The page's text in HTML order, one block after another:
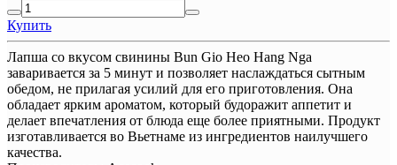
Купить
Лапша со вкусом свинины Bun Gio Heo Hang Nga
заваривается за 5 минут и позволяет наслаждаться сытным
обедом, не прилагая усилий для его приготовления. Она
обладает ярким ароматом, который будоражит аппетит и
делает впечатления от блюда еще более приятными. Продукт
изготавливается во Вьетнаме из ингредиентов наилучшего
качества.